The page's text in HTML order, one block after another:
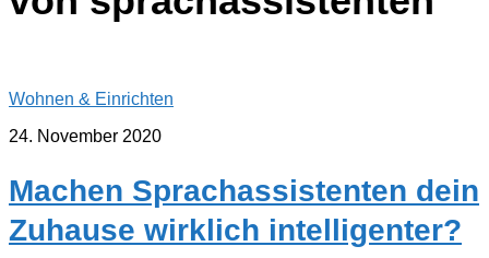
Wohnen & Einrichten
24. November 2020
Machen Sprachassistenten dein
Zuhause wirklich intelligenter?